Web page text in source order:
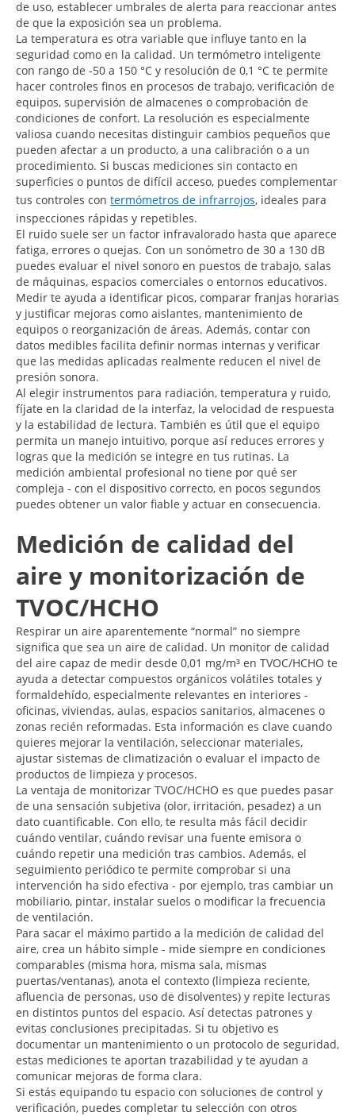
de uso, establecer umbrales de alerta para reaccionar antes
de que la exposición sea un problema.
La temperatura es otra variable que influye tanto en la
seguridad como en la calidad. Un termómetro inteligente
con rango de -50 a 150 °C y resolución de 0,1 °C te permite
hacer controles finos en procesos de trabajo, verificación de
equipos, supervisión de almacenes o comprobación de
condiciones de confort. La resolución es especialmente
valiosa cuando necesitas distinguir cambios pequeños que
pueden afectar a un producto, a una calibración o a un
procedimiento. Si buscas mediciones sin contacto en
superficies o puntos de difícil acceso, puedes complementar
tus controles con termómetros de infrarrojos, ideales para
inspecciones rápidas y repetibles.
El ruido suele ser un factor infravalorado hasta que aparece
fatiga, errores o quejas. Con un sonómetro de 30 a 130 dB
puedes evaluar el nivel sonoro en puestos de trabajo, salas
de máquinas, espacios comerciales o entornos educativos.
Medir te ayuda a identificar picos, comparar franjas horarias
y justificar mejoras como aislantes, mantenimiento de
equipos o reorganización de áreas. Además, contar con
datos medibles facilita definir normas internas y verificar
que las medidas aplicadas realmente reducen el nivel de
presión sonora.
Al elegir instrumentos para radiación, temperatura y ruido,
fíjate en la claridad de la interfaz, la velocidad de respuesta
y la estabilidad de lectura. También es útil que el equipo
permita un manejo intuitivo, porque así reduces errores y
logras que la medición se integre en tus rutinas. La
medición ambiental profesional no tiene por qué ser
compleja - con el dispositivo correcto, en pocos segundos
puedes obtener un valor fiable y actuar en consecuencia.
Medición de calidad del
aire y monitorización de
TVOC/HCHO
Respirar un aire aparentemente “normal” no siempre
significa que sea un aire de calidad. Un monitor de calidad
del aire capaz de medir desde 0,01 mg/m³ en TVOC/HCHO te
ayuda a detectar compuestos orgánicos volátiles totales y
formaldehído, especialmente relevantes en interiores -
oficinas, viviendas, aulas, espacios sanitarios, almacenes o
zonas recién reformadas. Esta información es clave cuando
quieres mejorar la ventilación, seleccionar materiales,
ajustar sistemas de climatización o evaluar el impacto de
productos de limpieza y procesos.
La ventaja de monitorizar TVOC/HCHO es que puedes pasar
de una sensación subjetiva (olor, irritación, pesadez) a un
dato cuantificable. Con ello, te resulta más fácil decidir
cuándo ventilar, cuándo revisar una fuente emisora o
cuándo repetir una medición tras cambios. Además, el
seguimiento periódico te permite comprobar si una
intervención ha sido efectiva - por ejemplo, tras cambiar un
mobiliario, pintar, instalar suelos o modificar la frecuencia
de ventilación.
Para sacar el máximo partido a la medición de calidad del
aire, crea un hábito simple - mide siempre en condiciones
comparables (misma hora, misma sala, mismas
puertas/ventanas), anota el contexto (limpieza reciente,
afluencia de personas, uso de disolventes) y repite lecturas
en distintos puntos del espacio. Así detectas patrones y
evitas conclusiones precipitadas. Si tu objetivo es
documentar un mantenimiento o un protocolo de seguridad,
estas mediciones te aportan trazabilidad y te ayudan a
comunicar mejoras de forma clara.
Si estás equipando tu espacio con soluciones de control y
verificación, puedes completar tu selección con otros